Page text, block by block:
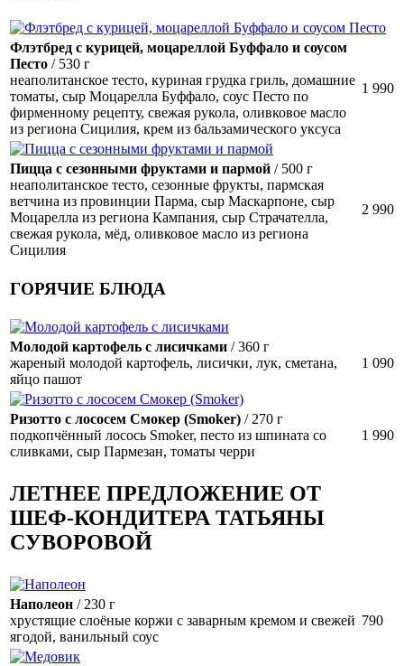
Флэтбред с курицей, моцареллой Буффало и соусом
Песто / 530 г
неаполитанское тесто, куриная грудка гриль, домашние
томаты, сыр Моцарелла Буффало, соус Песто по
фирменному рецепту, свежая рукола, оливковое масло
из региона Сицилия, крем из бальзамического уксуса
1 990
Пицца с сезонными фруктами и пармой / 500 г
неаполитанское тесто, сезонные фрукты, пармская
ветчина из провинции Парма, сыр Маскарпоне, сыр
Моцарелла из региона Кампания, сыр Страчателла,
свежая рукола, мёд, оливковое масло из региона
Сицилия
2 990
ГОРЯЧИЕ БЛЮДА
Молодой картофель с лисичками / 360 г
жареный молодой картофель, лисички, лук, сметана,
яйцо пашот
1 090
Ризотто с лососем Смокер (Smoker) / 270 г
подкопчённый лосось Smoker, песто из шпината со
сливками, сыр Пармезан, томаты черри
1 990
ЛЕТНЕЕ ПРЕДЛОЖЕНИЕ ОТ
ШЕФ‑КОНДИТЕРА ТАТЬЯНЫ
СУВОРОВОЙ
Наполеон / 230 г
хрустящие слоёные коржи с заварным кремом и свежей
ягодой, ванильный соус
790